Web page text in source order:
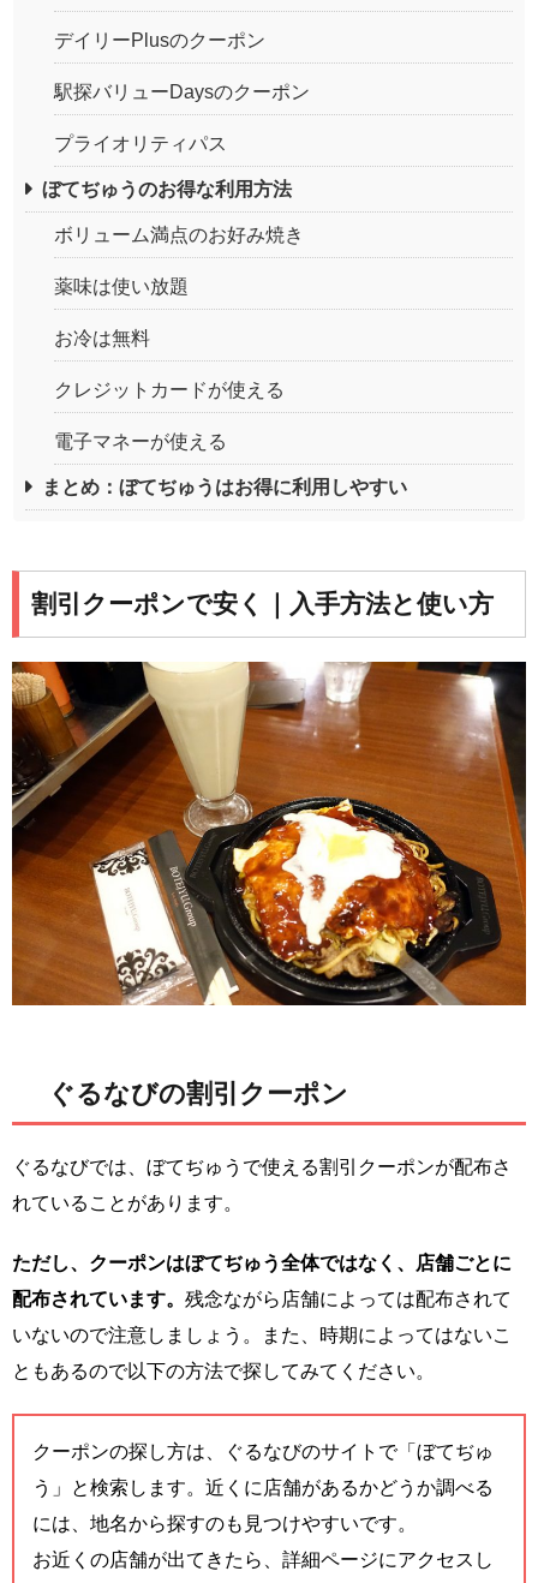
デイリーPlusのクーポン
駅探バリューDaysのクーポン
プライオリティパス
ぼてぢゅうのお得な利用方法
ボリューム満点のお好み焼き
薬味は使い放題
お冷は無料
クレジットカードが使える
電子マネーが使える
まとめ：ぼてぢゅうはお得に利用しやすい
割引クーポンで安く｜入手方法と使い方
ぐるなびの割引クーポン
ぐるなびでは、ぼてぢゅうで使える割引クーポンが配布さ
れていることがあります。
ただし、クーポンはぼてぢゅう全体ではなく、店舗ごとに
配布されています。 残念ながら店舗によっては配布されて
いないので注意しましょう。また、時期によってはないこ
ともあるので以下の方法で探してみてください。
クーポンの探し方は、ぐるなびのサイトで「ぼてぢゅ
う」と検索します。近くに店舗があるかどうか調べる
には、地名から探すのも見つけやすいです。
お近くの店舗が出てきたら、詳細ページにアクセスし